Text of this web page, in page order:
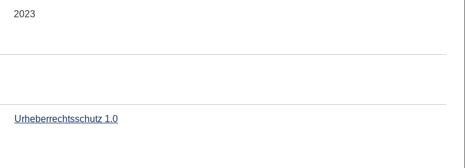
2023
Urheberrechtsschutz 1.0